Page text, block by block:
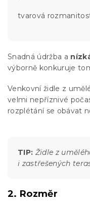
tvarová
Snadná údržba a
výborně konkuruje
Venkovní židle z
velmi nepříznivé
rozplétání se obávat
TIP: Židle z
i zastřešených
2. Rozměr